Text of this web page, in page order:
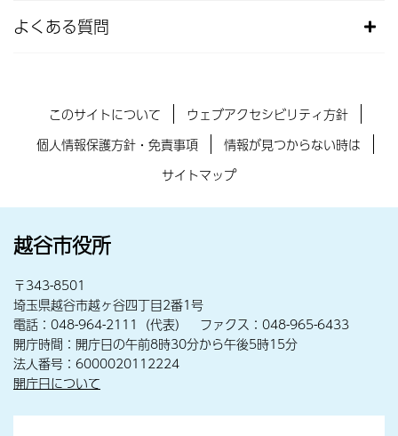
よくある質問
このサイトについて
ウェブアクセシビリティ方針
個人情報保護方針・免責事項
情報が見つからない時は
サイトマップ
越谷市役所
〒343-8501
埼玉県越谷市越ヶ谷四丁目2番1号
電話：048-964-2111（代表） ファクス：048-965-6433
開庁時間：開庁日の午前8時30分から午後5時15分
法人番号：6000020112224
開庁日について